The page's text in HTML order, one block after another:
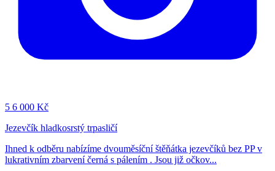
5 6 000 Kč
Jezevčík hladkosrstý trpasličí
Ihned k odběru nabízíme dvouměsíční štěňátka jezevčíků bez PP v
lukrativním zbarvení černá s pálením . Jsou již očkov...